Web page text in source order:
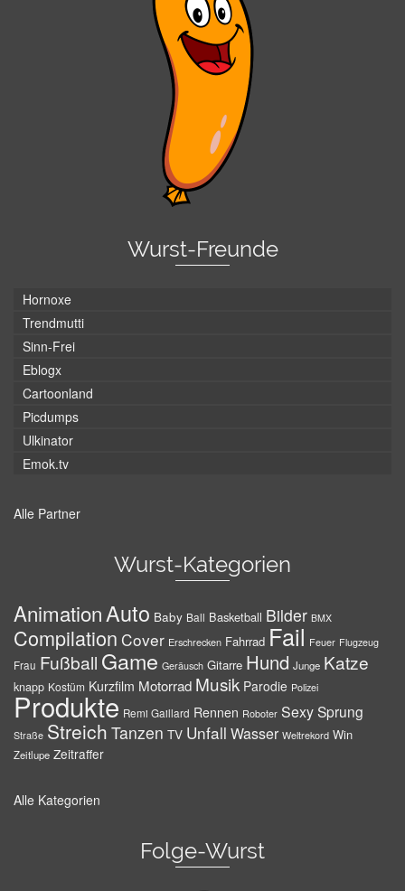
Wurst-Freunde
Hornoxe
Trendmutti
Sinn-Frei
Eblogx
Cartoonland
Picdumps
Ulkinator
Emok.tv
Alle Partner
Wurst-Kategorien
AnimationAuto Baby Ball Basketball Bilder BMX
Compilation Cover Erschrecken Fahrrad Fail Feuer Flugzeug
Frau Fußball Game Geräusch Gitarre Hund Junge Katze
knapp Kostüm Kurzfilm Motorrad Musik Parodie Polizei
Produkte Remi Gaillard Rennen Roboter SexySprung
Straße Streich Tanzen TV Unfall Wasser Weltrekord Win
Zeitlupe Zeitraffer
Alle Kategorien
Folge-Wurst